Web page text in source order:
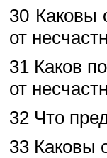
30 Каковы
от
31 Каков
от
32 Что
33 Каковы